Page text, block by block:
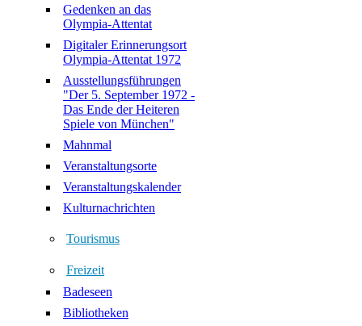
Gedenken an das
Olympia-Attentat
Digitaler Erinnerungsort
Olympia-Attentat 1972
Ausstellungsführungen
"Der 5. September 1972 -
Das Ende der Heiteren
Spiele von München"
Mahnmal
Veranstaltungsorte
Veranstaltungskalender
Kulturnachrichten
Tourismus
Freizeit
Badeseen
Bibliotheken